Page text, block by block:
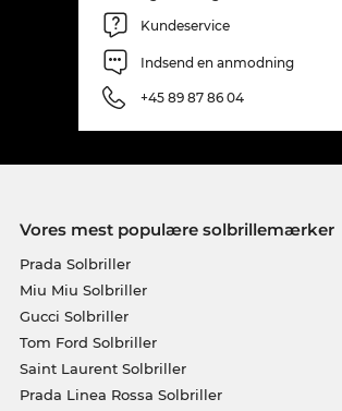
Kundeservice
Indsend en anmodning
+45 89 87 86 04
Vores mest populære solbrillemærker
Prada Solbriller
Miu Miu Solbriller
Gucci Solbriller
Tom Ford Solbriller
Saint Laurent Solbriller
Prada Linea Rossa Solbriller